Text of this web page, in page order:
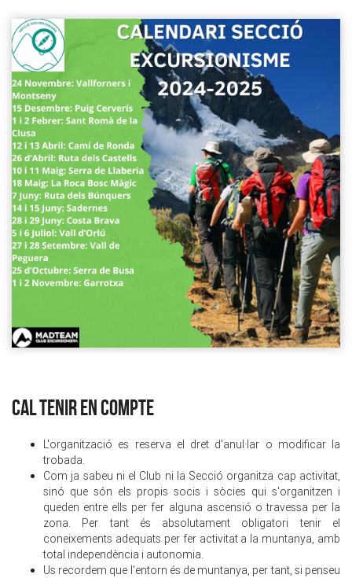
CAL TENIR EN COMPTE
L'organització es reserva el dret d'anul·lar o modificar la
trobada.
Com ja sabeu ni el Club ni la Secció organitza cap activitat,
sinó que són els propis socis i sòcies qui s'organitzen i
queden entre ells per fer alguna ascensió o travessa per la
zona. Per tant és absolutament obligatori tenir el
coneixements adequats per fer activitat a la muntanya, amb
total independència i autonomia.
Us recordem que l'entorn és de muntanya, per tant, si penseu